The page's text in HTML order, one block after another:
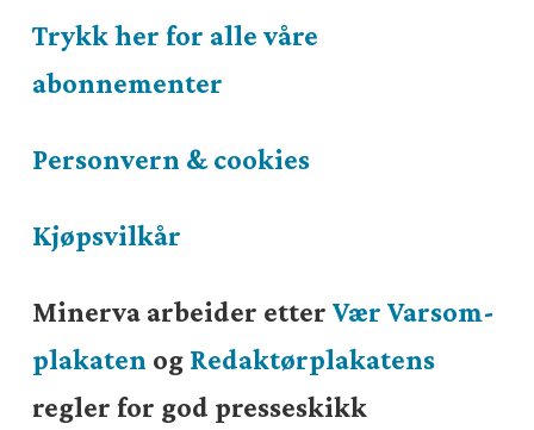
Trykk her for alle våre
abonnementer
Personvern & cookies
Kjøpsvilkår
Minerva arbeider etterVær Varsom-
plakaten og Redaktørplakatens
regler for god presseskikk